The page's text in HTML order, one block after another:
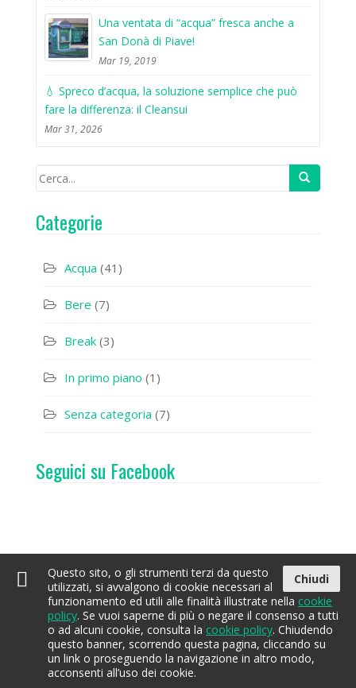
Chiudi
Questo sito, o gli strumenti terzi da questo
utilizzati, si avvalgono di cookie necessari al
funzionamento ed utili alle finalità illustrate nella cookie
policy. Se vuoi saperne di più o negare il consenso a tutti
o ad alcuni cookie, consulta la cookie policy. Chiudendo
questo banner, scorrendo questa pagina, cliccando su
un link o proseguendo la navigazione in altro modo,
acconsenti all’uso dei cookie.
Una ventata di “acqua” fresca anche a
San Donà di Piave!
Mar 19, 2019
💧 Spreco d’acqua, la soluzione semplice che può
fare la differenza: il Cleansui
Mar 31, 2026
Categorie
Acqua (41)
Bere (7)
Break (3)
In primo piano (1)
Senza categoria (7)
Seguici su Facebook
Home Acqua Contatti EcoBay
EcoBay MagazineTutti i diritti riservati. Sviluppo a cura diSpazio
Sputnik